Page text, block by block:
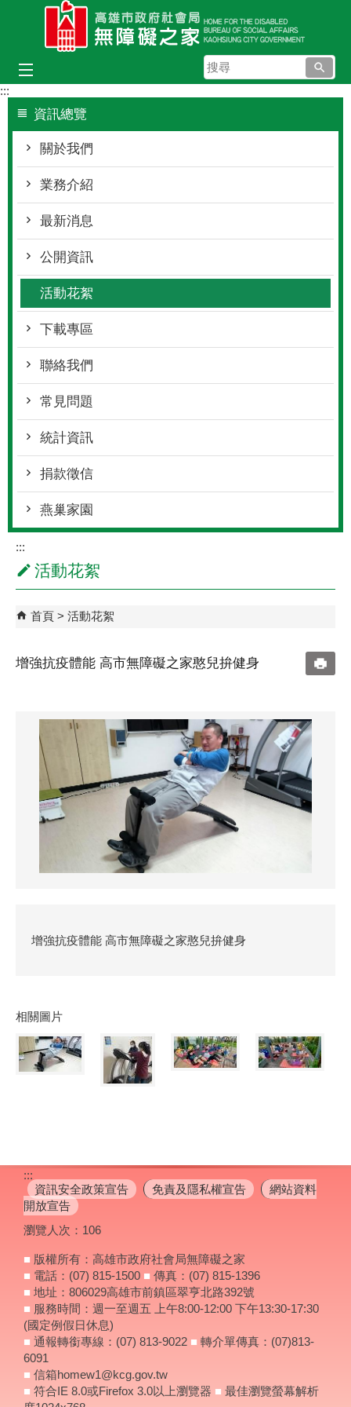
跳到主要內容區塊
搜
尋
:::
資訊總覽
關於我們
業務介紹
最新消息
公開資訊
活動花絮
下載專區
聯絡我們
常見問題
統計資訊
捐款徵信
燕巢家園
:::
活動花絮
首頁 活動花絮
增強抗疫體能 高市無障礙之家憨兒拚健身
增強抗疫體能 高市無障礙之家憨兒拚健身
相關圖片
:::
資訊安全政策宣告
免責及隱私權宣告
網站資料
開放宣告
瀏覽人次： 106
■ 版權所有：高雄市政府社會局無障礙之家
■ 電話：(07) 815-1500 ■ 傳真：(07) 815-1396
■ 地址：806029高雄市前鎮區翠亨北路392號
■ 服務時間：週一至週五 上午8:00-12:00 下午13:30-17:30
(國定例假日休息)
■ 通報轉銜專線：(07) 813-9022 ■ 轉介單傳真：(07)813-
6091
■ 信箱homew1@kcg.gov.tw
■ 符合IE 8.0或Firefox 3.0以上瀏覽器 ■ 最佳瀏覽螢幕解析